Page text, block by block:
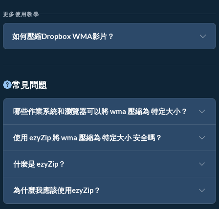
更多使用教學
如何壓縮Dropbox WMA影片？
常見問題
哪些作業系統和瀏覽器可以將 wma 壓縮為 特定大小？
使用 ezyZip 將 wma 壓縮為 特定大小 安全嗎？
什麼是 ezyZip？
為什麼我應該使用ezyZip？